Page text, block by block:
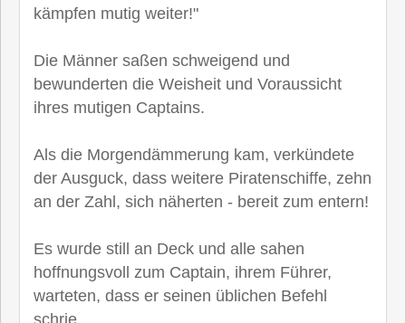
kämpfen mutig weiter!"
Die Männer saßen schweigend und
bewunderten die Weisheit und Voraussicht
ihres mutigen Captains.
Als die Morgendämmerung kam, verkündete
der Ausguck, dass weitere Piratenschiffe, zehn
an der Zahl, sich näherten - bereit zum entern!
Es wurde still an Deck und alle sahen
hoffnungsvoll zum Captain, ihrem Führer,
warteten, dass er seinen üblichen Befehl
schrie.